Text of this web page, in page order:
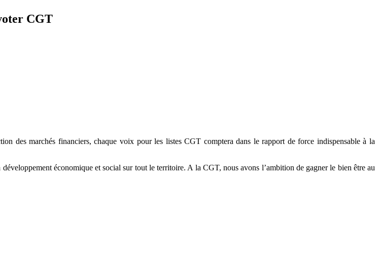
CGT
des marchés financiers, chaque voix pour les listes CGT comptera dans le rapport de force indispensable à la
économique et social sur tout le territoire. A la CGT, nous avons l’ambition de gagner le bien être au